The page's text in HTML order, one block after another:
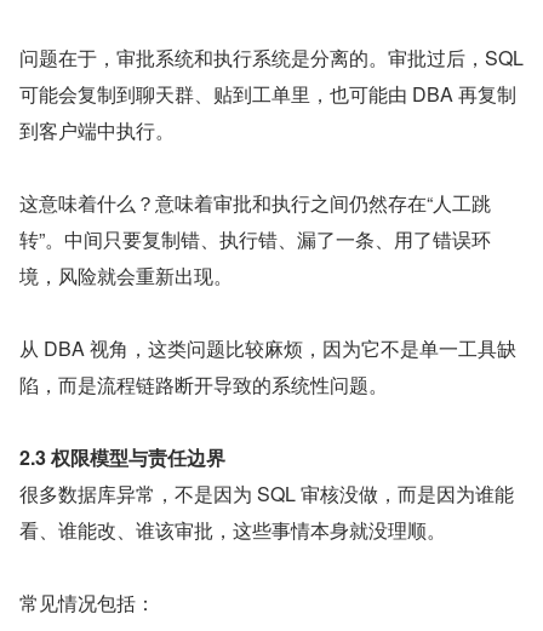
问题在于，审批系统和执行系统是分离的。审批过后，SQL
可能会复制到聊天群、贴到工单里，也可能由 DBA 再复制
到客户端中执行。
这意味着什么？意味着审批和执行之间仍然存在“人工跳
转”。中间只要复制错、执行错、漏了一条、用了错误环
境，风险就会重新出现。
从 DBA 视角，这类问题比较麻烦，因为它不是单一工具缺
陷，而是流程链路断开导致的系统性问题。
2.3 权限模型与责任边界
很多数据库异常，不是因为 SQL 审核没做，而是因为谁能
看、谁能改、谁该审批，这些事情本身就没理顺。
常见情况包括：